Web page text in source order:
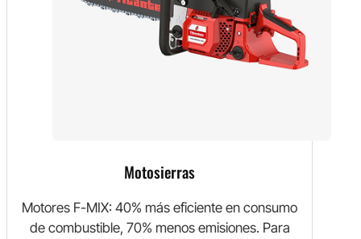
Motosierras
Motores F-MIX: 40% más eficiente en consumo
de combustible, 70% menos emisiones. Para